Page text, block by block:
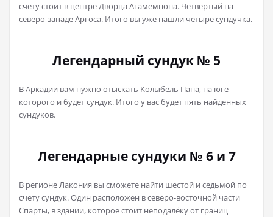
счету стоит в центре Дворца Агамемнона. Четвертый на
северо-западе Аргоса. Итого вы уже нашли четыре сундучка.
Легендарный сундук № 5
В Аркадии вам нужно отыскать Колыбель Пана, на юге
которого и будет сундук. Итого у вас будет пять найденных
сундуков.
Легендарные сундуки № 6 и 7
В регионе Лакония вы сможете найти шестой и седьмой по
счету сундук. Один расположен в северо-восточной части
Спарты, в здании, которое стоит неподалёку от границ